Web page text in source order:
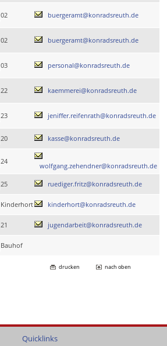
02 buergeramt@konradsreuth.de
02 buergeramt@konradsreuth.de
03 personal@konradsreuth.de
22 kaemmerei@konradsreuth.de
23 jeniffer.reifenrath@konradsreuth.de
20 kasse@konradsreuth.de
24
wolfgang.zehendner@konradsreuth.de
25 ruediger.fritz@konradsreuth.de
Kinderhort kinderhort@konradsreuth.de
21 jugendarbeit@konradsreuth.de
Bauhof
drucken nach oben
Quicklinks